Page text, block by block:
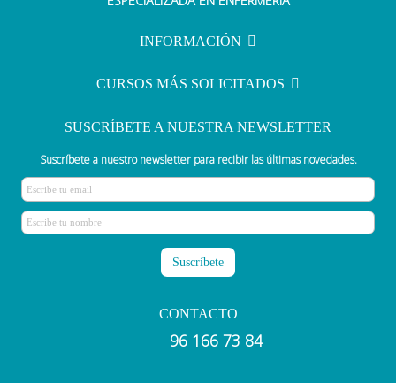
INFORMACIÓN
CURSOS MÁS SOLICITADOS
SUSCRÍBETE A NUESTRA NEWSLETTER
Suscríbete a nuestro newsletter para recibir las últimas novedades.
CONTACTO
96 166 73 84